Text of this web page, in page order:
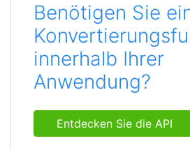
Benötigen Sie
innerhalb Ihrer
Anwendung?
Entdecken Sie die API